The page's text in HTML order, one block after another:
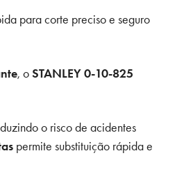
para corte preciso e seguro
, oSTANLEY 0-10-825
o risco de acidentes
permite substituição rápida e